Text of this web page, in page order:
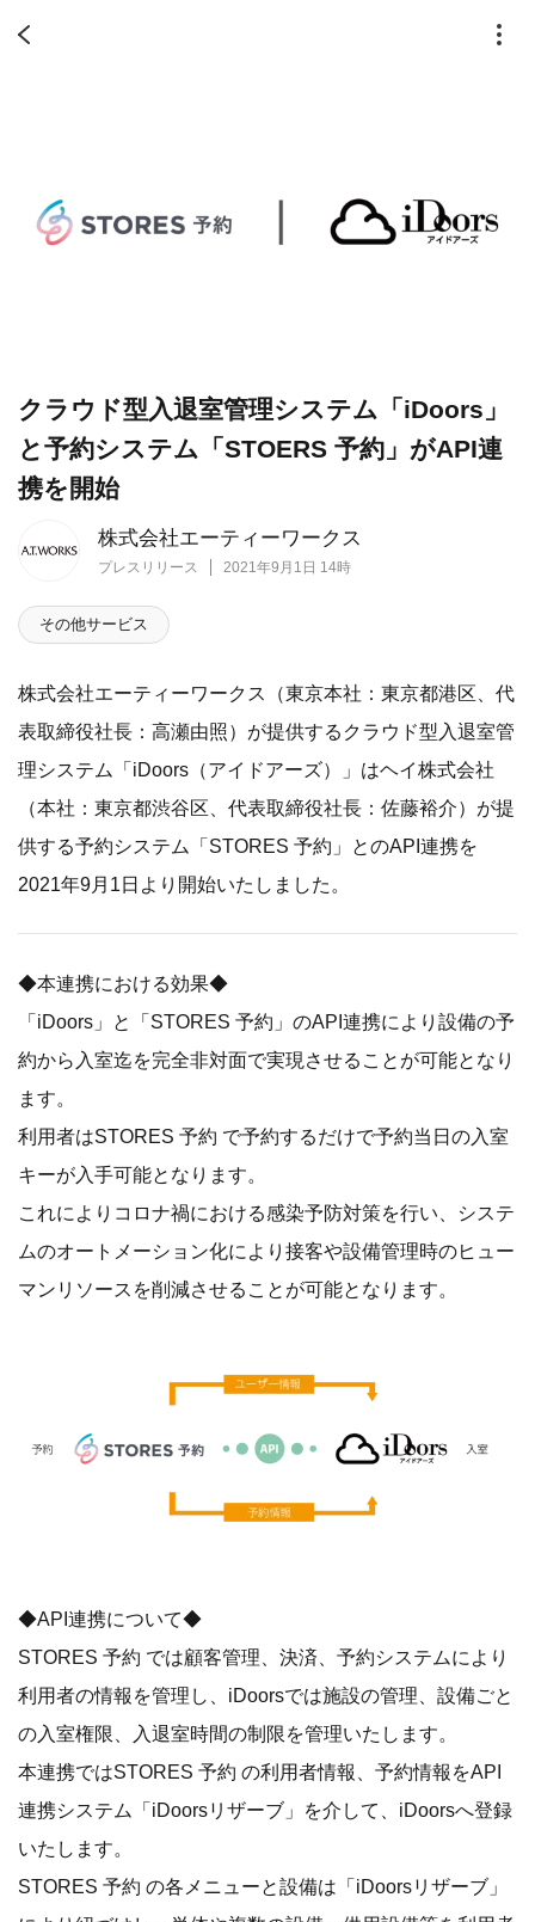
株式会社エーティーワークス
プレスリリース 2021年9月1日 14時
クラウド型入退室管理システム「iDoors」
と予約システム「STOERS 予約」がAPI連
携を開始
その他サービス
株式会社エーティーワークス（東京本社：東京都港区、代
表取締役社長：高瀬由照）が提供するクラウド型入退室管
理システム「iDoors（アイドアーズ）」はヘイ株式会社
（本社：東京都渋谷区、代表取締役社長：佐藤裕介）が提
供する予約システム「STORES 予約」とのAPI連携を
2021年9月1日より開始いたしました。
◆本連携における効果◆
「iDoors」と「STORES 予約」のAPI連携により設備の予
約から入室迄を完全非対面で実現させることが可能となり
ます。
利用者はSTORES 予約 で予約するだけで予約当日の入室
キーが入手可能となります。
これによりコロナ禍における感染予防対策を行い、システ
ムのオートメーション化により接客や設備管理時のヒュー
マンリソースを削減させることが可能となります。
◆API連携について◆
STORES 予約 では顧客管理、決済、予約システムにより
利用者の情報を管理し、iDoorsでは施設の管理、設備ごと
の入室権限、入退室時間の制限を管理いたします。
本連携ではSTORES 予約 の利用者情報、予約情報をAPI
連携システム「iDoorsリザーブ」を介して、iDoorsへ登録
いたします。
STORES 予約 の各メニューと設備は「iDoorsリザーブ」